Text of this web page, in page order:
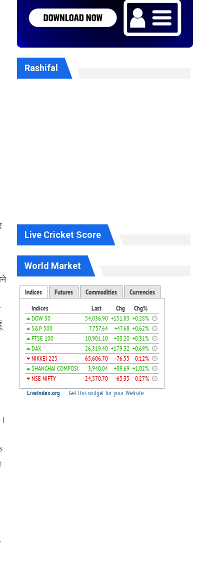
Rashifal
Live Cricket Score
World Market